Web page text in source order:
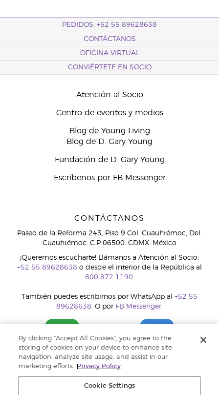
PEDIDOS: +52 55 89628638
CONTÁCTANOS
OFICINA VIRTUAL
CONVIÉRTETE EN SOCIO
Atención al Socio
Centro de eventos y medios
Blog de Young Living
Blog de D. Gary Young
Fundación de D. Gary Young
Escríbenos por FB Messenger
CONTÁCTANOS
Paseo de la Reforma 243, Piso 9 Col. Cuauhtémoc, Del.
Cuauhtémoc. C.P 06500. CDMX. México
¡Queremos escucharte! Llámanos a Atención al Socio:
+52 55 89628638 o desde el interior de la República al
800 872 1190.
También puedes escribirnos por WhatsApp al +52 55
89628638. O por FB Messenger.
By clicking “Accept All Cookies”, you agree to the
storing of cookies on your device to enhance site
navigation, analyze site usage, and assist in our
marketing efforts.
Privacy Policy
Cookie Settings